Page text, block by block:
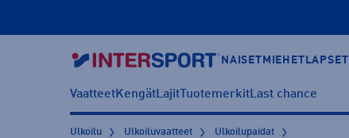
NAISET MIEHET LAPSET
VaatteetKengätLajitTuotemerkitLast chance
Ulkoilu Ulkoiluvaatteet Ulkoilupaidat